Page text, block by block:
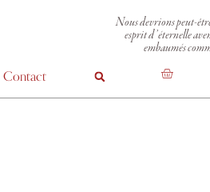
Nous devrions peut-
esprit d’éternelle
embaumés
Contact